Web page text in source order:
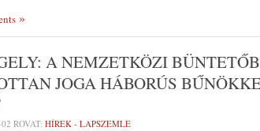
A NEMZETKÖZI
JOGA HÁBORÚS
ROVAT: HÍREK - LAPSZEMLE